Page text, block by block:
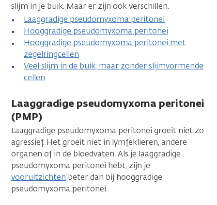
slijm in je buik. Maar er zijn ook verschillen.
Laaggradige pseudomyxoma peritonei
Hooggradige pseudomyxoma peritonei
Hooggradige pseudomyxoma peritonei met
zegelringcellen
Veel slijm in de buik, maar zonder slijmvormende
cellen
Laaggradige pseudomyxoma peritonei
(PMP)
Laaggradige pseudomyxoma peritonei groeit niet zo
agressief. Het groeit niet in lymfeklieren, andere
organen of in de bloedvaten. Als je laaggradige
pseudomyxoma peritonei hebt, zijn je
vooruitzichten beter dan bij hooggradige
pseudomyxoma peritonei.